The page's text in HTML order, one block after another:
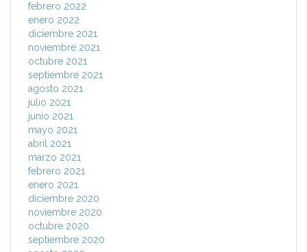
febrero 2022
enero 2022
diciembre 2021
noviembre 2021
octubre 2021
septiembre 2021
agosto 2021
julio 2021
junio 2021
mayo 2021
abril 2021
marzo 2021
febrero 2021
enero 2021
diciembre 2020
noviembre 2020
octubre 2020
septiembre 2020